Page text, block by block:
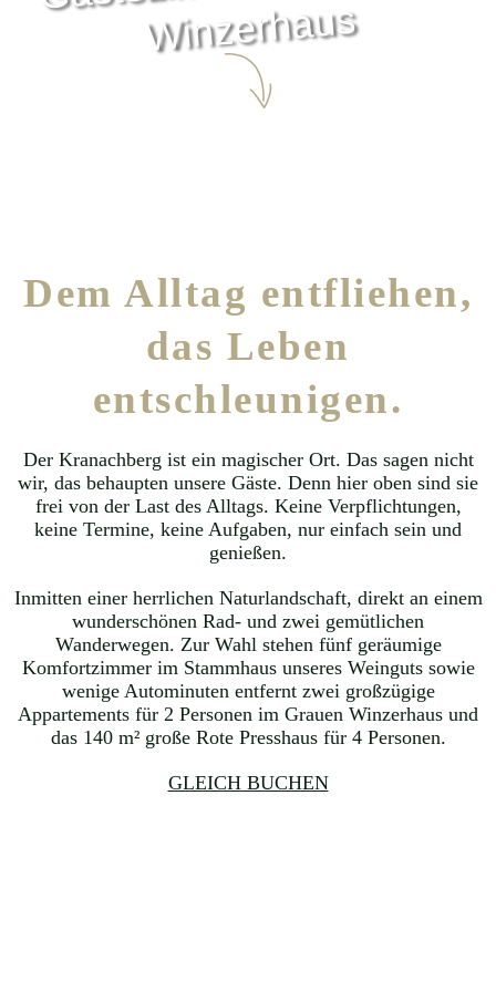
Winzerhaus
Dem Alltag entfliehen,
das Leben
entschleunigen.
Der Kranachberg ist ein magischer Ort. Das sagen nicht
wir, das behaupten unsere Gäste. Denn hier oben sind sie
frei von der Last des Alltags. Keine Verpflichtungen,
keine Termine, keine Aufgaben, nur einfach sein und
genießen.
Inmitten einer herrlichen Naturlandschaft, direkt an einem
wunderschönen Rad- und zwei gemütlichen
Wanderwegen. Zur Wahl stehen fünf geräumige
Komfortzimmer im Stammhaus unseres Weinguts sowie
wenige Autominuten entfernt zwei großzügige
Appartements für 2 Personen im Grauen Winzerhaus und
das 140 m² große Rote Presshaus für 4 Personen.
GLEICH BUCHEN